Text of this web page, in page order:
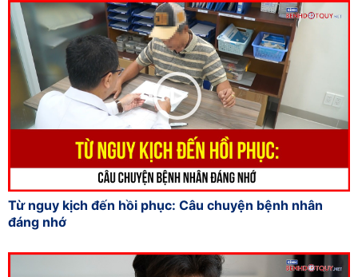
Từ nguy kịch đến hồi phục: Câu chuyện bệnh nhân
đáng nhớ